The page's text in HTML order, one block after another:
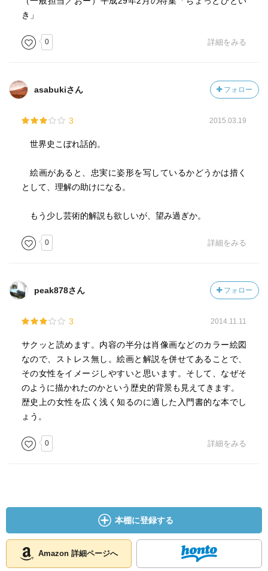
き」
0 詳細をみる
asabukiさん フォロー
3 2015.03.19
世界史こぼれ話的。
絵画があると、忠実に姿形を写しているかどうかは措く
として、理解の助けになる。
もう少し芸術的解説も欲しいが、望み過ぎか。
0 詳細をみる
peak878さん フォロー
3 2014.11.11
サクッと読めます。内容の半分は肖像画などのカラー絵図
なので、ストレス無し。絵画と解説を併せてあることで、
その女性をイメージしやすいと思います。そして、なぜそ
のように描かれたのかという歴史的背景も見えてきます。
歴史上の女性を広く浅く知るのに適した入門書的な本でし
ょう。
0 詳細をみる
本棚に登録する
Amazon 詳細ページへ